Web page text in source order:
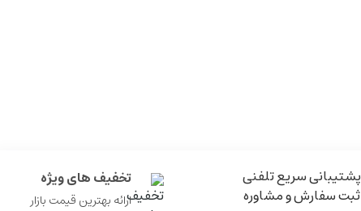
پشتیبانی سریع تلفنی
ثبت سفارش و مشاوره
تخفیف های ویژه
ارائه بهترین قیمت بازار